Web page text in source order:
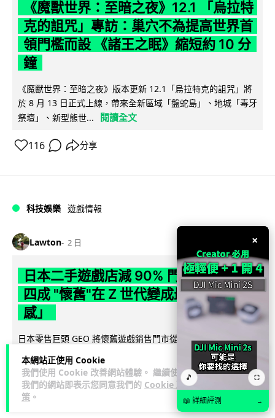
本網站正使用 Cookie
我們使用 Cookie 改善網站體驗。 繼續使用
我們的網站即表示您同意我們的 Cookie 政
策 。
《魔獸世界：至暗之夜》12.1 「烏拉特
克的詛咒」專訪：巢穴不為提高世界首
領門檻而設 《諸王之眠》縮短約 10 分
鐘
《魔獸世界：至暗之夜》版本更新 12.1「烏拉特克的詛咒」將
於 8 月 13 日正式上線，帶來全新區域「盤蛇島」、地城「毒牙
祭壇」、新型態世...
閱讀全文
116 分享
科技娛樂 遊戲情報
Lawton 2 日
日本二手遊戲店減 90% 門市 業績反增
四成 "懷舊"在 Z 世代變成最潮「新鮮
感」
日本零售巨頭 GEO 將懷舊遊戲銷售門市從 1,000 間大幅減至
99 間，但銷售額卻不降反升至過往的 1.4 倍。做到「減店增
收」奇蹟，...
閱讀全文
259
×
🎵 ⛶
📖 詳細評測 →